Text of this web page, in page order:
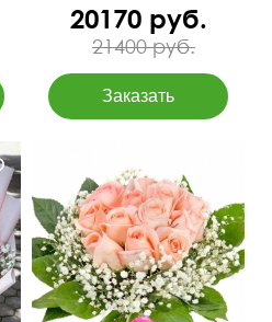
20170 руб.
21400 руб.
50 см 35 см